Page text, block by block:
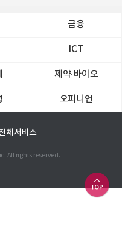
금융
ICT
제약∙바이오
오피니언
체서비스
All rights reserved.